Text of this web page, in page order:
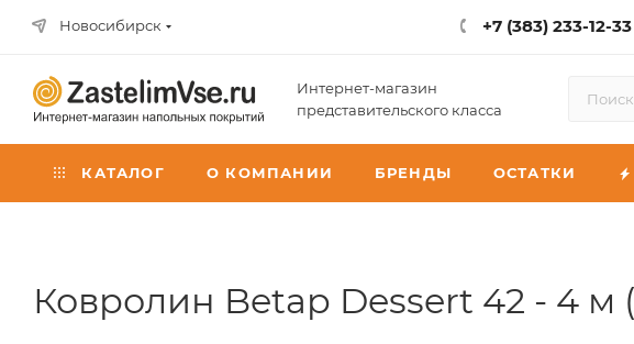
Новосибирск +7 (383) 233-12-33
Интернет-магазин
представительского класса
КАТАЛОГ О КОМПАНИИ БРЕНДЫ ОСТАТКИ
Ковролин Betap Dessert 42 - 4 м